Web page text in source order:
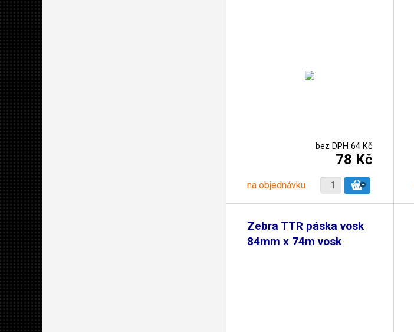
bez DPH 64 Kč
78 Kč
na objednávku
Zebra TTR páska vosk
84mm x 74m vosk